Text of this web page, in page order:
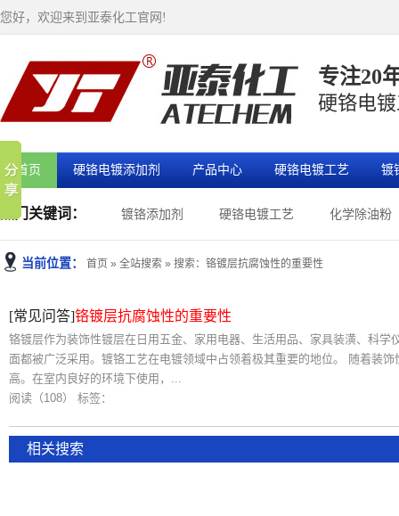
您好，欢迎来到亚泰化工官网!
专注
硬铬电
首页 硬铬电镀添加剂 产品中心 硬铬电镀工艺 镀
热门关键词： 镀铬添加剂 硬铬电镀工艺 化学除油粉
当前位置： 首页 » 全站搜索 » 搜索：铬镀层抗腐蚀性的重要性
[常见问答]铬镀层抗腐蚀性的重要性
铬镀层作为装饰性镀层在日用五金、家用电器、生活用品、家具装潢、科学
面都被广泛采用。镀铬工艺在电镀领域中占领着极其重要的地位。 随着装
高。在室内良好的环境下使用，...
阅读（108） 标签：
相关搜索